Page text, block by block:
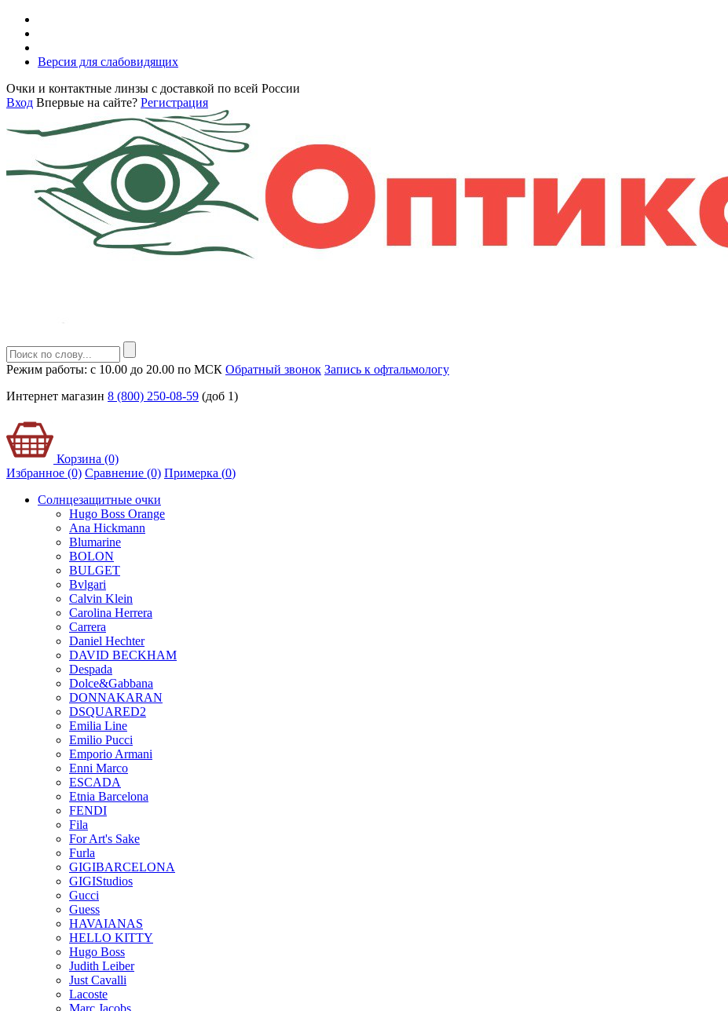
Версия для слабовидящих
Очки и контактные линзы с доставкой по всей России
Вход Впервые на сайте? Регистрация
Режим работы: с 10.00 до 20.00 по МСК Обратный звонок Запись к офтальмологу
Интернет магазин 8 (800) 250-08-59 (доб 1)
Корзина (0)
Избранное (0) Сравнение (0) Примерка (0)
Солнцезащитные очки
Hugo Boss Orange
Ana Hickmann
Blumarine
BOLON
BULGET
Bvlgari
Calvin Klein
Carolina Herrera
Carrera
Daniel Hechter
DAVID BECKHAM
Despada
Dolce&Gabbana
DONNAKARAN
DSQUARED2
Emilia Line
Emilio Pucci
Emporio Armani
Enni Marco
ESCADA
Etnia Barcelona
FENDI
Fila
For Art's Sake
Furla
GIGIBARCELONA
GIGIStudios
Gucci
Guess
HAVAIANAS
HELLO KITTY
Hugo Boss
Judith Leiber
Just Cavalli
Lacoste
Marc Jacobs